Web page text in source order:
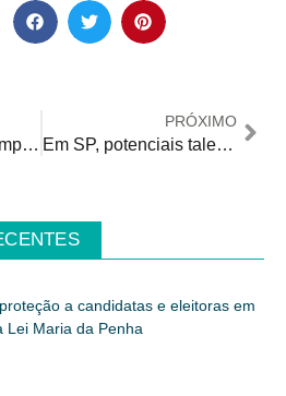
Podcast ressalta a importância do Teste do Pezinho para a saúde e qualidade de vida dos bebês
PRÓXIMO
Em SP, potenciais talentos fora do mercado superam número dos que estão empregados